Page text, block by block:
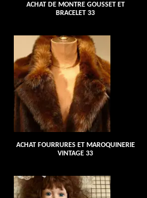
ACHAT DE MONTRE GOUSSET ET
BRACELET 33
ACHAT FOURRURES ET MAROQUINERIE
VINTAGE 33